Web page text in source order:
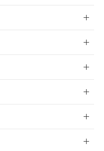
とは、"個人情報
社基準）
非含有を証明す
含有を証明する
酸エステル類４
までの期間は出
ることから備考
庫切替を完了
ことがない限
愛しておりま